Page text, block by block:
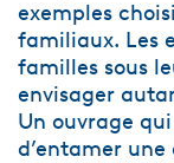
exemples
familiaux. Les
familles sous
envisager
Un ouvrage
d’entamer